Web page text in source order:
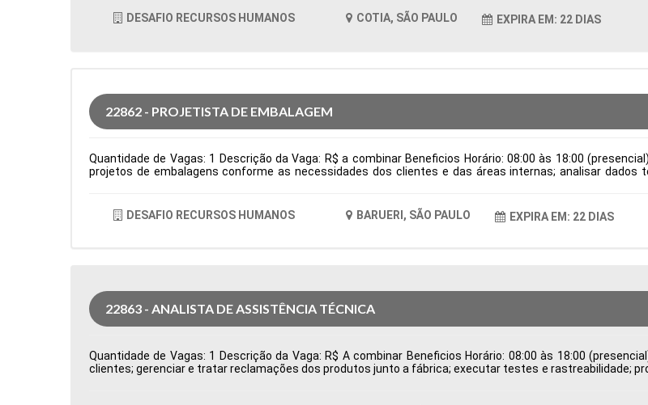
DESAFIO RECURSOS HUMANOS COTIA, SÃO PAULO EXPIRA EM: 22 DIAS
22862 - PROJETISTA DE EMBALAGEM
Quantidade de Vagas: 1 Descrição da Vaga: R$ a combinar Beneficios Horário: 08:00 às 18:00
projetos de embalagens conforme as necessidades dos clientes e das áreas internas; analisar dados
facas para embalagens, definindo áreas de reserva de verniz e locais para aplicação de cola, em
área e necessidades dos processos produtivos. Tipo de contratação: CLT Cidade: Barueri, SP, Brasil Área
DESAFIO RECURSOS HUMANOS BARUERI, SÃO PAULO EXPIRA EM: 22 DIAS
22863 - ANALISTA DE ASSISTÊNCIA TÉCNICA
Quantidade de Vagas: 1 Descrição da Vaga: R$ A combinar Beneficios Horário: 08:00 às 18:00
clientes; gerenciar e tratar reclamações dos produtos junto a fábrica; executar testes e rastreabilidade;